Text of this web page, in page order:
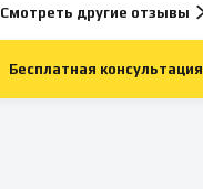
Смотреть другие отзывы
Бесплатная консультация